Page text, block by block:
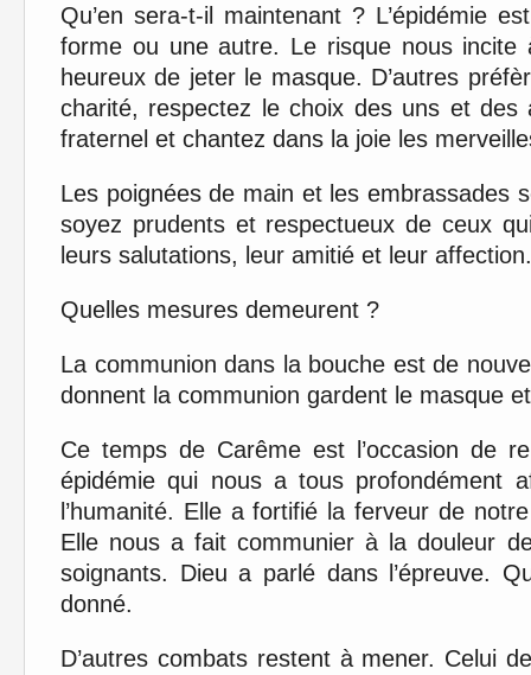
Qu’en sera-t-il maintenant ? L’épidémie
forme ou une autre. Le risque nous incite
heureux de jeter le masque. D’autres
charité, respectez le choix des uns et des
fraternel et chantez dans la joie les
Les poignées de main et les embrassades
soyez prudents et respectueux de ceux
leurs salutations, leur amitié et leur affection.
Quelles mesures demeurent ?
La communion dans la bouche est de
donnent la communion gardent le masque
Ce temps de Carême est l’occasion de
épidémie qui nous a tous profondément
l’humanité. Elle a fortifié la ferveur de
Elle nous a fait communier à la douleur
soignants. Dieu a parlé dans l’épreuve.
donné.
D’autres combats restent à mener. Celui